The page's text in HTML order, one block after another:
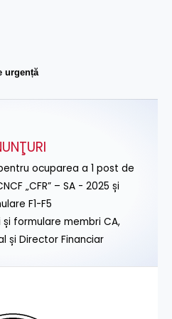
urgență
ocuparea a 1 post de
„CFR” – SA - 2025 și
F1-F5
formulare membri CA,
și Director Financiar